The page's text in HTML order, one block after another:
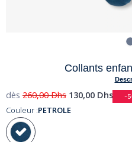
Collants
dès 260,00Dhs 130,00 Dhs -
Couleur :PETROLE